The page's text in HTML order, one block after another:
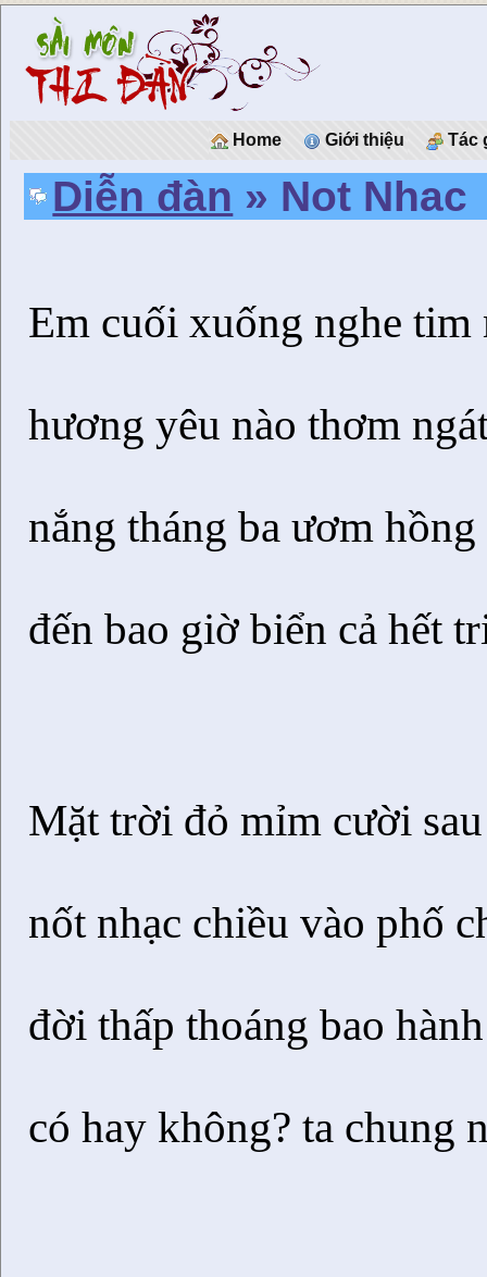
Home Giới thiệu Tác
Diễn đàn » Not Nhac
Em cuối xuống nghe tim
hương yêu nào thơm
nắng tháng ba ươm
đến bao giờ biển cả hết
Mặt trời đỏ mỉm cười
nốt nhạc chiều vào phố
đời thấp thoáng bao
có hay không? ta chung